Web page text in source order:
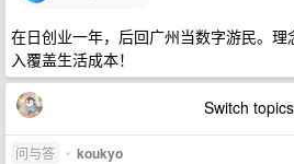
在日创业一年，后回广州当数字游民。
入覆盖生活成本！
Switch
问与答 • koukyo